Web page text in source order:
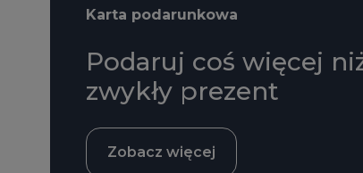
Karta podarunkowa
Podaruj coś więcej
zwykły prezent
Zobacz więcej